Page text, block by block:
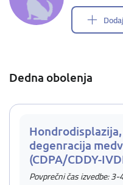
Dedna obolenja
degenracija
(CDPA/CDDY-
Povprečni čas izvedbe: 3-